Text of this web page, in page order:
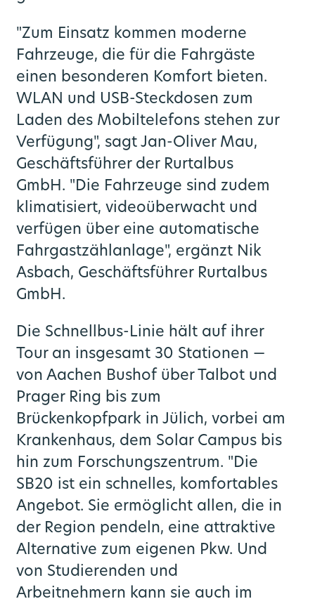
"Zum Einsatz kommen moderne
Fahrzeuge, die für die Fahrgäste
einen besonderen Komfort bieten.
WLAN und USB-Steckdosen zum
Laden des Mobiltelefons stehen zur
Verfügung", sagt Jan-Oliver Mau,
Geschäftsführer der Rurtalbus
GmbH. "Die Fahrzeuge sind zudem
klimatisiert, videoüberwacht und
verfügen über eine automatische
Fahrgastzählanlage", ergänzt Nik
Asbach, Geschäftsführer Rurtalbus
GmbH.
Die Schnellbus-Linie hält auf ihrer
Tour an insgesamt 30 Stationen —
von Aachen Bushof über Talbot und
Prager Ring bis zum
Brückenkopfpark in Jülich, vorbei am
Krankenhaus, dem Solar Campus bis
hin zum Forschungszentrum. "Die
SB20 ist ein schnelles, komfortables
Angebot. Sie ermöglicht allen, die in
der Region pendeln, eine attraktive
Alternative zum eigenen Pkw. Und
von Studierenden und
Arbeitnehmern kann sie auch im